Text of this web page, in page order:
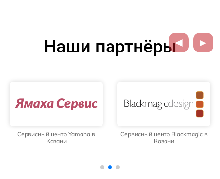
Наши партнёры
Сервисный центр Yamaha в
Казани
Сервисный центр Blackmagic в
Казани